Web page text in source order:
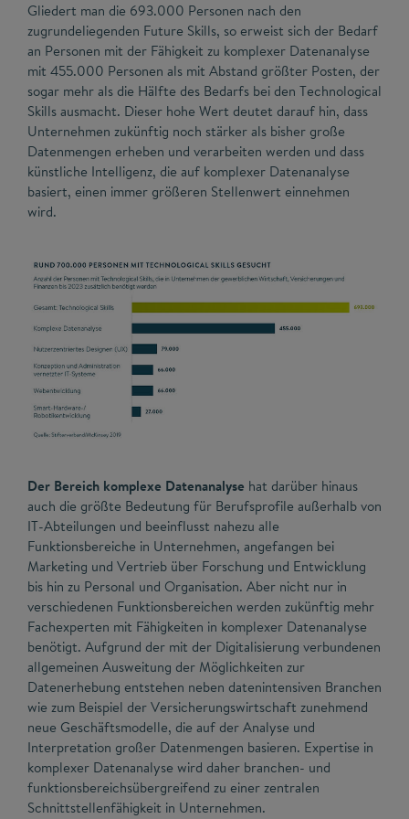
Gliedert man die 693.000 Personen nach den
zugrundeliegenden Future Skills, so erweist sich der Bedarf
an Personen mit der Fähigkeit zu komplexer Datenanalyse
mit 455.000 Personen als mit Abstand größter Posten, der
sogar mehr als die Hälfte des Bedarfs bei den Technological
Skills ausmacht. Dieser hohe Wert deutet darauf hin, dass
Unternehmen zukünftig noch stärker als bisher große
Datenmengen erheben und verarbeiten werden und dass
künstliche Intelligenz, die auf komplexer Datenanalyse
basiert, einen immer größeren Stellenwert einnehmen
wird.
Der Bereich komplexe Datenanalyse hat darüber hinaus
auch die größte Bedeutung für Berufsprofile außerhalb von
IT-Abteilungen und beeinflusst nahezu alle
Funktionsbereiche in Unternehmen, angefangen bei
Marketing und Vertrieb über Forschung und Entwicklung
bis hin zu Personal und Organisation. Aber nicht nur in
verschiedenen Funktionsbereichen werden zukünftig mehr
Fachexperten mit Fähigkeiten in komplexer Datenanalyse
benötigt. Aufgrund der mit der Digitalisierung verbundenen
allgemeinen Ausweitung der Möglichkeiten zur
Datenerhebung entstehen neben datenintensiven Branchen
wie zum Beispiel der Versicherungswirtschaft zunehmend
neue Geschäftsmodelle, die auf der Analyse und
Interpretation großer Datenmengen basieren. Expertise in
komplexer Datenanalyse wird daher branchen- und
funktionsbereichsübergreifend zu einer zentralen
Schnittstellenfähigkeit in Unternehmen.